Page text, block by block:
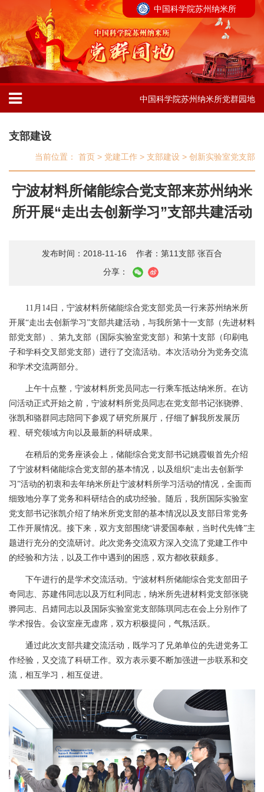
中国科学院苏州纳米所
中国科学院苏州纳米所党群园地
支部建设
当前位置： 首页 > 党建工作 > 支部建设 > 创新实验室党支部
宁波材料所储能综合党支部来苏州纳米
所开展“走出去创新学习”支部共建活动
发布时间：2018-11-16
作者：第11支部 张百合
分享：
11 月 14 日，宁波材料所储能综合党支部党员一行来苏州纳米所
开展“走出去创新学习”支部共建活动，与我所第十一支部（先进材料
部党支部）、第九支部（国际实验室党支部）和第十支部（印刷电
子和学科交叉部党支部）进行了交流活动。本次活动分为党务交流
和学术交流两部分。
上午十点整，宁波材料所党员同志一行乘车抵达纳米所。在访
问活动正式开始之前，宁波材料所党员同志在党支部书记张骁骅、
张凯和骆群同志陪同下参观了研究所展厅，仔细了解我所发展历
程、研究领域方向以及最新的科研成果。
在稍后的党务座谈会上，储能综合党支部书记姚霞银首先介绍
了宁波材料储能综合党支部的基本情况，以及组织“走出去创新学
习”活动的初衷和去年纳米所赴宁波材料所学习活动的情况，全面而
细致地分享了党务和科研结合的成功经验。随后，我所国际实验室
党支部书记张凯介绍了纳米所党支部的基本情况以及支部日常党务
工作开展情况。接下来，双方支部围绕“讲爱国奉献，当时代先锋”主
题进行充分的交流研讨。此次党务交流双方深入交流了党建工作中
的经验和方法，以及工作中遇到的困惑，双方都收获颇多。
下午进行的是学术交流活动。宁波材料所储能综合党支部田子
奇同志、苏建伟同志以及万红利同志，纳米所先进材料党支部张骁
骅同志、吕婧同志以及国际实验室党支部陈琪同志在会上分别作了
学术报告。会议室座无虚席，双方积极提问，气氛活跃。
通过此次支部共建交流活动，既学习了兄弟单位的先进党务工
作经验，又交流了科研工作。双方表示要不断加强进一步联系和交
流，相互学习，相互促进。